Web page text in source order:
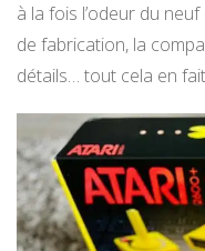
à la fois l’odeur du
de fabrication, la
détails… tout cela en